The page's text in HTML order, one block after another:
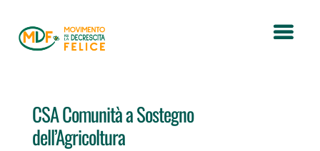
CSA Comunità a Sostegno
dell’Agricoltura